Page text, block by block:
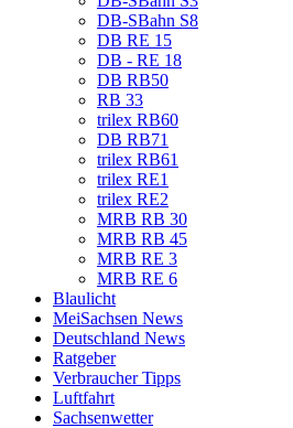
DB-SBahn S8
DB RE 15
DB - RE 18
DB RB50
RB 33
trilex RB60
DB RB71
trilex RB61
trilex RE1
trilex RE2
MRB RB 30
MRB RB 45
MRB RE 3
MRB RE 6
Blaulicht
MeiSachsen News
Deutschland News
Ratgeber
Verbraucher Tipps
Luftfahrt
Sachsenwetter